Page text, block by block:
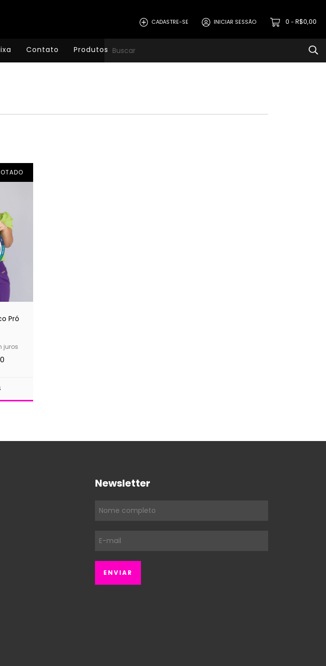
CADASTRE-SE INICIAR SESSÃO 0 - R$0,00
Contato Produtos
Pró
juros
Newsletter